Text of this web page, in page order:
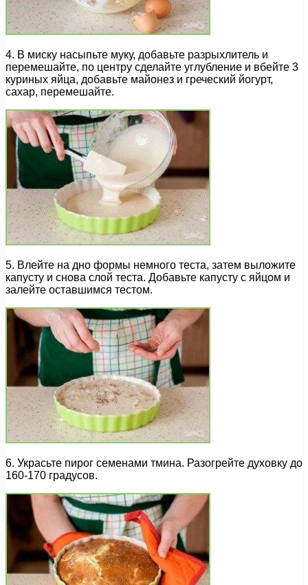
4. В миску насыпьте муку, добавьте разрыхлитель и
перемешайте, по центру сделайте углубление и вбейте 3
куриных яйца, добавьте майонез и греческий йогурт,
сахар, перемешайте.
5. Влейте на дно формы немного теста, затем выложите
капусту и снова слой теста. Добавьте капусту с яйцом и
залейте оставшимся тестом.
6. Украсьте пирог семенами тмина. Разогрейте духовку до
160-170 градусов.